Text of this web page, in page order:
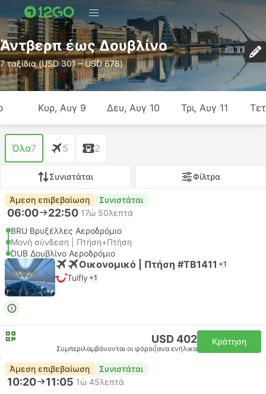
Άντβερπ έως Δουβλίνο
7 ταξίδια (USD 301 – USD 678)
Κυρ, Αυγ 9 Δευ, Αυγ 10 Τρι, Αυγ 11
Όλα7 5 2
Συνιστάται Φίλτρα
Άμεση επιβεβαίωση Συνιστάται
06:00 22:50 17ώ 50λεπτά
BRU Βρυξέλλες Αεροδρόμιο
Μονή σύνδεση | Πτήση+Πτήση
DUB Δουβλίνο Αεροδρόμιο
Οικονομικό | Πτήση #TB1411 +1
Tuifly +1
USD 402
Συμπεριλαμβάνονται οι φόροι ανα ενήλικα
Κράτηση
Άμεση επιβεβαίωση Συνιστάται
10:20 11:05 1ώ 45λεπτά